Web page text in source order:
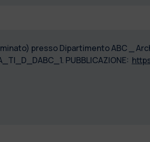
presso Dipartimento ABC _
PUBBLICAZIONE: